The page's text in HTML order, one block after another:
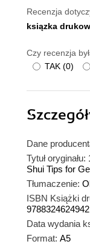
Recenzja
ksiązka
Czy recenzja
TAK (0)
Dane
Tytuł oryginału:
Shui Tips for
Tłumaczenie:
ISBN Książki
9788324624942
Data wydania
Format: A5